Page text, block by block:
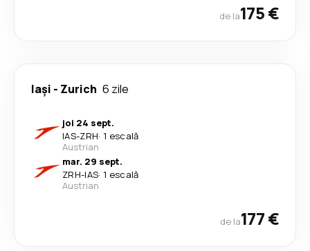
de la175 €
Iași - Zurich 6 zile
joi 24 sept.
IAS-ZRH· 1 escală
Austrian
mar. 29 sept.
ZRH-IAS· 1 escală
Austrian
de la177 €